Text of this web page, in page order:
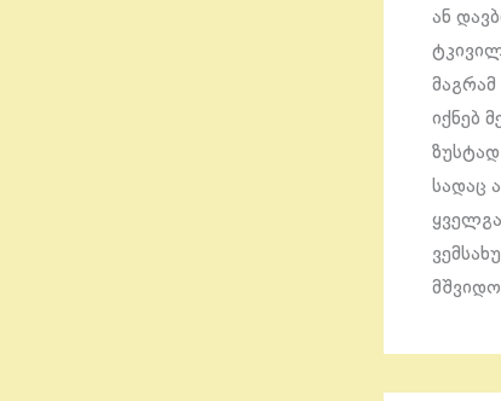
ან
იქნებ
ზუსტად
სადაც